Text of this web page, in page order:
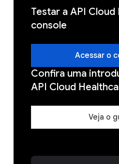
Testar a API
console
Acessar o
Confira uma
API Cloud
Veja o